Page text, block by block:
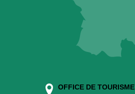
OFFICE DE TOURISME